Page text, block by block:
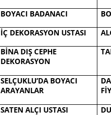
BOYACI BADANACI
İÇ DEKORASYON USTASI
BİNA DIŞ CEPHE
DEKORASYON
SELÇUKLU’DA BOYACI
ARAYANLAR
SATEN ALÇI USTASI